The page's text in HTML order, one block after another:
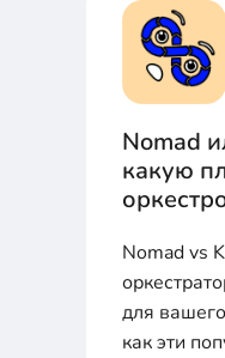
Nomad
какую
Nomad vs
для
как эти